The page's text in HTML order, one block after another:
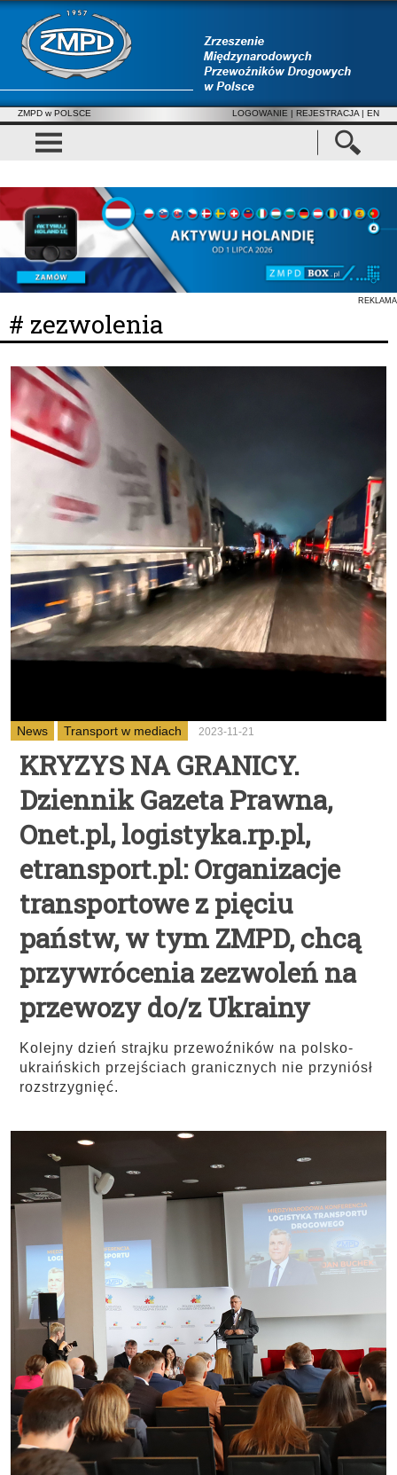
ZMPD w POLSCE LOGOWANIE | REJESTRACJA | EN
REKLAMA
# zezwolenia
News Transport w mediach 2023-11-21
KRYZYS NA GRANICY.
Dziennik Gazeta Prawna,
Onet.pl, logistyka.rp.pl,
etransport.pl: Organizacje
transportowe z pięciu
państw, w tym ZMPD, chcą
przywrócenia zezwoleń na
przewozy do/z Ukrainy
Kolejny dzień strajku przewoźników na polsko-
ukraińskich przejściach granicznych nie przyniósł
rozstrzygnięć.